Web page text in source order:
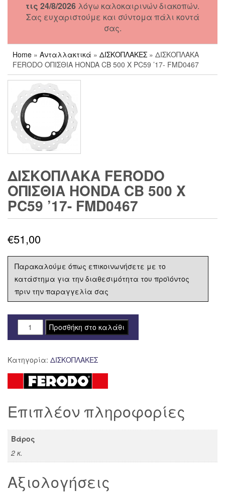
τις 24/8/2026 λόγω καλοκαιρινών διακοπών.
Σας ευχαριστούμε και σύντομα πάλι κοντά
σας.
Home » Ανταλλακτικά » ΔΙΣΚΟΠΛΑΚΕΣ » ΔΙΣΚΟΠΛΑΚΑ
FERODO ΟΠΙΣΘΙΑ HONDA CB 500 X PC59 ’17- FMD0467
ΔΙΣΚΟΠΛΑΚΑ FERODO
ΟΠΙΣΘΙΑ HONDA CB 500 X
PC59 ’17- FMD0467
€51,00
Παρακαλούμε όπως επικοινωνήσετε με το
κατάστημα για την διαθεσιμότητα του προϊόντος
πριν την παραγγελία σας
ΔΙΣΚΟΠΛΑΚΑ
FERODO
HONDA
CB
500
PC59
FMD0467
ποσότητα
Προσθήκη στο καλάθι
Κατηγορία: ΔΙΣΚΟΠΛΑΚΕΣ
Επιπλέον πληροφορίες
Βάρος
2 κ.
Αξιολογήσεις